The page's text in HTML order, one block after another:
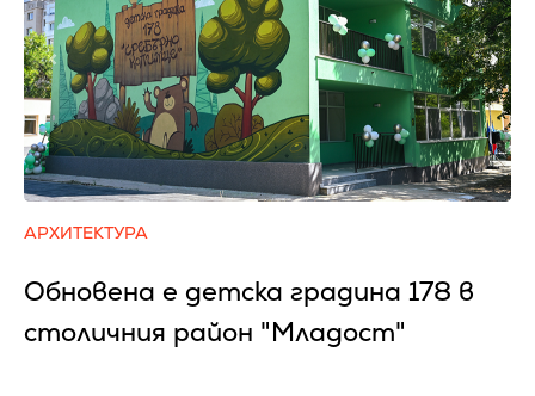
АРХИТЕКТУРА
Обновена е детска градина 178 в
столичния район "Младост"